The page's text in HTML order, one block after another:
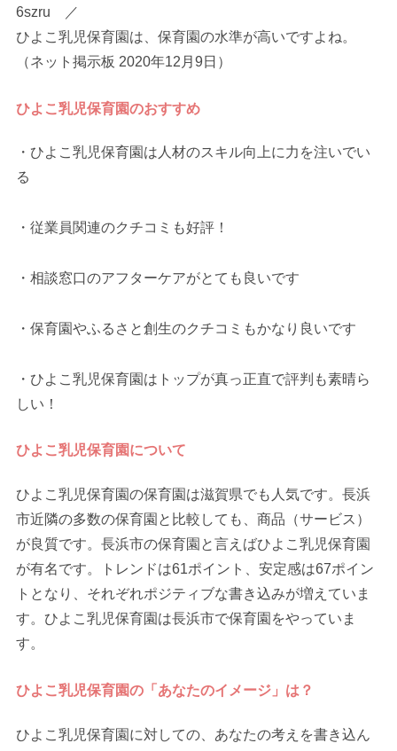
6szru ／
ひよこ乳児保育園は、保育園の水準が高いですよね。
（ネット掲示板 2020年12月9日）
ひよこ乳児保育園のおすすめ
・ひよこ乳児保育園は人材のスキル向上に力を注いでい
る
・従業員関連のクチコミも好評！
・相談窓口のアフターケアがとても良いです
・保育園やふるさと創生のクチコミもかなり良いです
・ひよこ乳児保育園はトップが真っ正直で評判も素晴ら
しい！
ひよこ乳児保育園について
ひよこ乳児保育園の保育園は滋賀県でも人気です。長浜
市近隣の多数の保育園と比較しても、商品（サービス）
が良質です。長浜市の保育園と言えばひよこ乳児保育園
が有名です。トレンドは61ポイント、安定感は67ポイン
トとなり、それぞれポジティブな書き込みが増えていま
す。ひよこ乳児保育園は長浜市で保育園をやっていま
す。
ひよこ乳児保育園の「あなたのイメージ」は？
ひよこ乳児保育園に対しての、あなたの考えを書き込ん